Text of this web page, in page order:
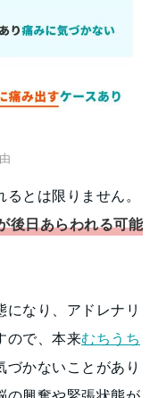
とは限りません。
後日あらわれる可能
なり、アドレナリ
ので、本来むちうち
かないことがあり